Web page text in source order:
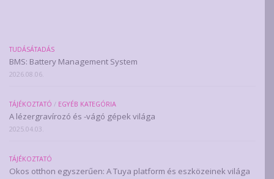
TUDÁSÁTADÁS
BMS: Battery Management System
2026.08.06.
TÁJÉKOZTATÓ / EGYÉB KATEGÓRIA
A lézergravírozó és -vágó gépek világa
2025.04.03.
TÁJÉKOZTATÓ
Okos otthon egyszerűen: A Tuya platform és eszközeinek világa